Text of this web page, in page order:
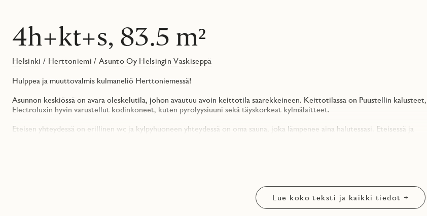
4h+kt+s, 83.5 m²
Helsinki / Herttoniemi /Asunto Oy Helsingin Vaskiseppä
Hulppea ja muuttovalmis kulmaneliö Herttoniemessä!
Asunnon keskiössä on avara oleskelutila, johon avautuu avoin keittotila saarekkeineen. Keittotilassa on Puustellin kalusteet,
Electroluxin hyvin varustellut kodinkoneet, kuten pyrolyysiuuni sekä täyskorkeat kylmälaitteet.
Eteisen yhteydessä on erillinen wc ja kylpyhuoneen yhteydessä on oma sauna, joka lämpenee aina halutessasi. Eteisessä ja
Asunto Oy Helsingin Vaskiseppä sijaitsee Herttoniemen uudessa Sohlberg-korttelissa, lähellä alueen monipuolisia palveluita ja
metroasemaa. Yhtiö on omalla tontilla. Vaskisepässä asut aidosti ympäristöystävällisemmin, sillä yhtiö on rakennettu
Lue koko teksti ja kaikki tiedot +